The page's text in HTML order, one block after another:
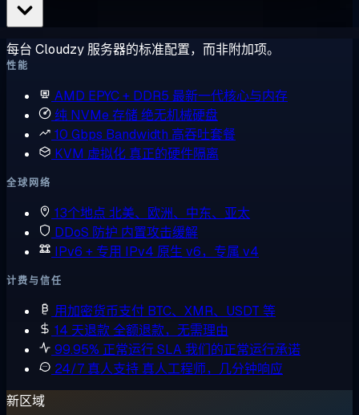
每台 Cloudzy 服务器的标准配置，而非附加项。
性能
AMD EPYC + DDR5 最新一代核心与内存
纯 NVMe 存储绝无机械硬盘
10 Gbps Bandwidth 高吞吐套餐
KVM 虚拟化 真正的硬件隔离
全球网络
13个地点 北美、欧洲、中东、亚太
DDoS 防护 内置攻击缓解
IPv6 + 专用 IPv4 原生 v6，专属 v4
计费与信任
用加密货币支付 BTC、XMR、USDT 等
14 天退款全额退款，无需理由
99.95% 正常运行 SLA我们的正常运行承诺
24/7 真人支持 真人工程师，几分钟响应
新区域